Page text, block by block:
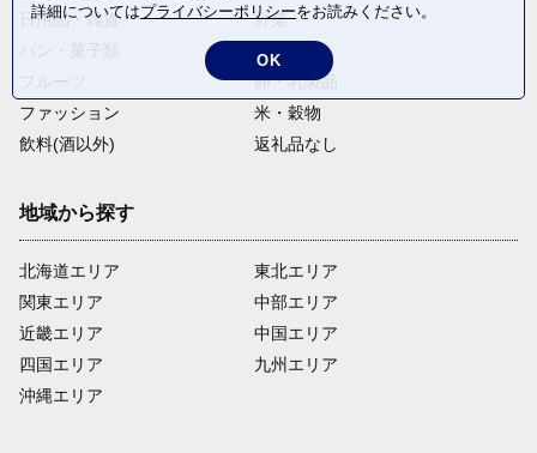
日用品・雑貨
野菜
電化製品
卵・乳製品
ファッション
米・穀物
飲料(酒以外)
返礼品なし
地域から探す
北海道エリア
関東エリア
近畿エリア
四国エリア
沖縄エリア
東北エリア
中部エリア
中国エリア
九州エリア
詳細についてはプライバシーポリシーをお読みください。
OK